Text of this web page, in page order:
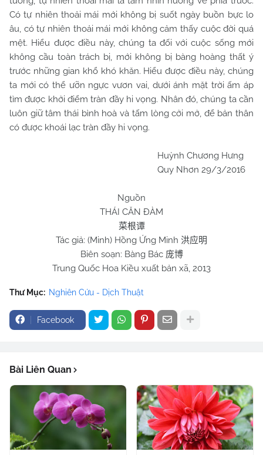
Có tự nhiên thoải mái mới không bị suốt ngày buồn bực lo
âu, có tự nhiên thoải mái mới không cảm thấy cuộc đời quá
mệt. Hiểu được điều này, chúng ta đối với cuộc sống mới
không cầu toàn trách bị, mới không bị bàng hoàng thất ý
trước những gian khổ khó khăn. Hiểu được điều này, chúng
ta mới có thể ưỡn ngực vươn vai, dưới ánh mặt trời ấm áp
tìm được khởi điểm tràn đầy hi vọng. Nhân đó, chúng ta cần
luôn giữ tâm thái bình hoà và tấm lòng cởi mở, để bản thân
có được khoái lạc tràn đầy hi vọng.
Huỳnh Chương Hưng
Quy Nhơn 29/3/2016
Nguồn
THÁI CĂN ĐÀM
菜根谭
Tác giả: (Minh) Hồng Ứng Minh 洪应明
Biên soạn: Bàng Bác 庞博
Trung Quốc Hoa Kiều xuất bản xã, 2013
Thư Mục: Nghiên Cứu - Dịch Thuật
Facebook
Bài Liên Quan